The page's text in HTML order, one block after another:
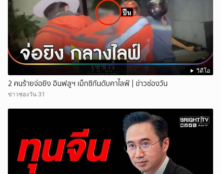
วิดีโอ
2 คนร้ายจ่อยิง อินฟลูฯ เม็กซิกันดับคาไลฟ์ | ข่าวช่องวัน
ข่าวช่องวัน 31